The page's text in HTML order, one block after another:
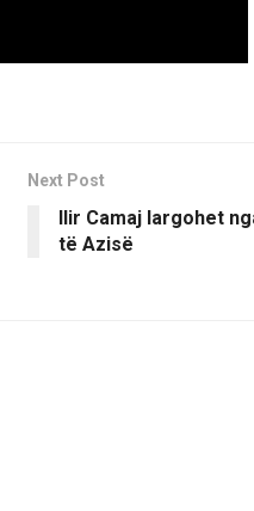
Next Post
Ilir Camaj largohet
të Azisë